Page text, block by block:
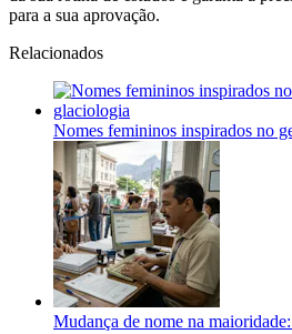
para a sua aprovação.
Relacionados
Nomes femininos inspirados no
Mudança de nome na